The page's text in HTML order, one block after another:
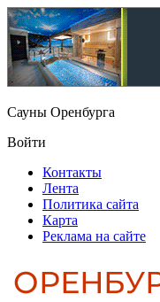
Сауны Оренбурга
Войти
Контакты
Лента
Политика сайта
Карта
Реклама на сайте